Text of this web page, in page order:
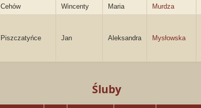
Cehów Wincenty Maria Murdza
Piszczatyńce Jan Aleksandra Mysłowska
Śluby